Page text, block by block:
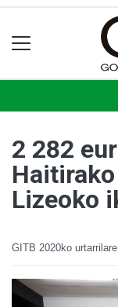
2 282
Lizeoko
GITB 2020ko